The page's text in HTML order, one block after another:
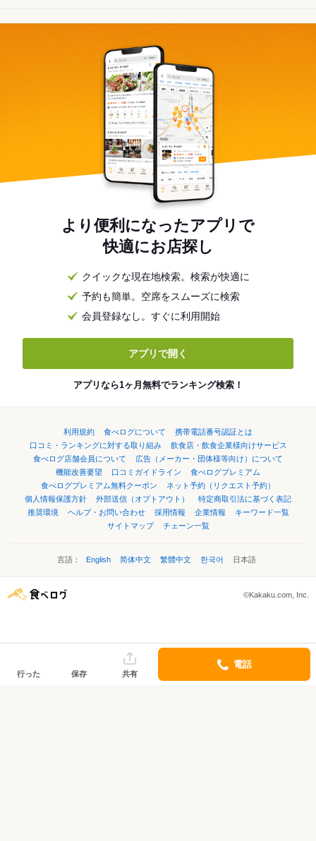
より便利になったアプリで
快適にお店探し
クイックな現在地検索。検索が快適に
予約も簡単。空席をスムーズに検索
会員登録なし。すぐに利用開始
アプリで開く
アプリなら1ヶ月無料でランキング検索！
利用規約 食べログについて
携帯電話番号認証とは
口コミ・ランキングに対する取り組み
飲食店・飲食企業様向けサービス
食べログ店舗会員について
広告（メーカー・団体様等向け）について
機能改善要望
口コミガイドライン
食べログプレミアム
食べログプレミアム無料クーポン
ネット予約（リクエスト予約）
個人情報保護方針
外部送信（オプトアウト）
特定商取引法に基づく表記
推奨環境
ヘルプ・お問い合わせ 採用情報 企業情報
キーワード一覧
サイトマップ
チェーン一覧
言語： English 简体中文 繁體中文 한국어 日本語
©Kakaku.com, Inc.
行った 保存 共有
電話